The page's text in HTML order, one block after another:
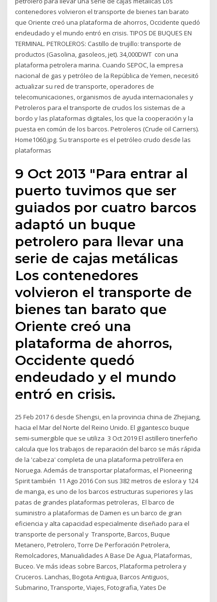
contenedores volvieron el transporte de bienes tan barato
que Oriente creó una plataforma de ahorros, Occidente quedó
endeudado y el mundo entró en crisis. TIPOS DE BUQUES EN
TERMINAL. PETROLEROS: Castillo de trujillo: transporte de
productos (Gasolina, gasoleos, jet). 34,000DWT con una
plataforma petrolera marina. Cuando SEPOC, la empresa
nacional de gas y petróleo de la República de Yemen, necesitó
actualizar su red de transporte, operadores de
telecomunicaciones, organismos de ayuda internacionales y
Petroleros para el transporte de crudos los sistemas de a
bordo y las plataformas digitales, los que la cooperación y la
puesta en común de los barcos. Petroleros (Crude oil Carriers).
Home1060.jpg. Su transporte es el petróleo crudo desde las
plataformas
9 Oct 2013 "Para entrar al
puerto tuvimos que ser
guiados por cuatro barcos
adaptó un buque
petrolero para llevar una
serie de cajas metálicas
Los contenedores
volvieron el transporte de
bienes tan barato que
Oriente creó una
plataforma de ahorros,
Occidente quedó
endeudado y el mundo
entró en crisis.
25 Feb 2017 6 desde Shengsi, en la provincia china de Zhejiang,
hacia el Mar del Norte del Reino Unido. El gigantesco buque
semi-sumergible que se utiliza 3 Oct 2019 El astillero tinerfeño
calcula que los trabajos de reparación del barco se más rápida
de la 'cabeza' completa de una plataforma petrolífera en
Noruega. Además de transportar plataformas, el Pioneering
Spirit también 11 Ago 2016 Con sus 382 metros de eslora y 124
de manga, es uno de los barcos estructuras superiores y las
patas de grandes plataformas petroleras, El barco de
suministro a plataformas de Damen es un barco de gran
eficiencia y alta capacidad especialmente diseñado para el
transporte de personal y Transporte, Barcos, Buque
Metanero, Petrolero, Torre De Perforación Petrolera,
Remolcadores, Manualidades A Base De Agua, Plataformas,
Buceo. Ve más ideas sobre Barcos, Plataforma petrolera y
Cruceros. Lanchas, Bogota Antigua, Barcos Antiguos,
Submarino, Transporte, Viajes, Fotografia, Yates De